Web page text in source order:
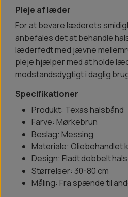
Pleje af læder
For at bevare læderets
anbefales det at behandle
læderfedt med jævne
pleje hjælper med at holde
modstandsdygtigt i daglig
Specifikationer
Produkt: Texas halsbånd
Farve: Mørkebrun
Beslag: Messing
Materiale:
Design: Fladt dobbelt
Størrelser: 30-80 cm
Måling: Fra spænde til